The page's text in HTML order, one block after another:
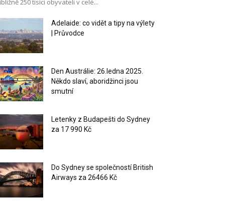
250 tisíci obyvateli v celé...
Adelaide: co vidět a tipy na výlety
| Průvodce
Den Austrálie: 26.ledna 2025.
Někdo slaví, aboridžinci jsou
smutní
Letenky z Budapešti do Sydney
za 17 990 Kč
Do Sydney se společností British
Airways za 26466 Kč